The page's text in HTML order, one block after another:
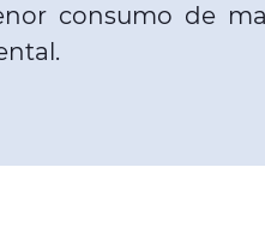
consumo de